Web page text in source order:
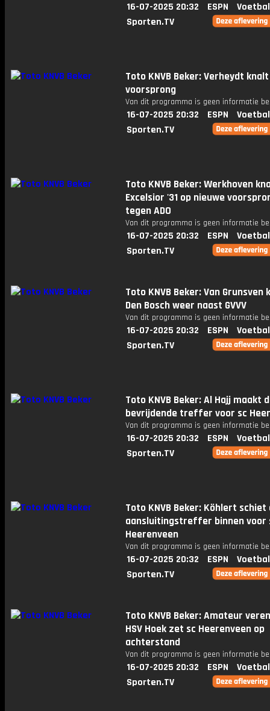
16-07-2025 20:32 ESPN
Sporten.TV
Toto KNVB Beker: Verheydt knalt
voorsprong
Van dit programma is geen informatie
16-07-2025 20:32 ESPN
Sporten.TV
Toto KNVB Beker: Werkhoven
Excelsior '31 op nieuwe
tegen ADO
Van dit programma is geen informatie
16-07-2025 20:32 ESPN
Sporten.TV
Toto KNVB Beker: Van Grunsven
Den Bosch weer naast GVVV
Van dit programma is geen informatie
16-07-2025 20:32 ESPN
Sporten.TV
Toto KNVB Beker: Al Hajj maakt
bevrijdende treffer voor sc
Van dit programma is geen informatie
16-07-2025 20:32 ESPN
Sporten.TV
Toto KNVB Beker: Köhlert schiet
aansluitingstreffer binnen voor
Heerenveen
Van dit programma is geen informatie
16-07-2025 20:32 ESPN
Sporten.TV
Toto KNVB Beker: Amateur
HSV Hoek zet sc Heerenveen op
achterstand
Van dit programma is geen informatie
16-07-2025 20:32 ESPN
Sporten.TV